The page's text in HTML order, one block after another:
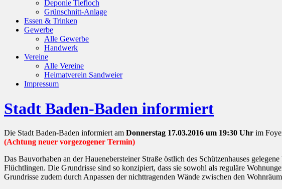
Deponie Tiefloch
Grünschnitt-Anlage
Essen & Trinken
Gewerbe
Alle Gewerbe
Handwerk
Vereine
Alle Vereine
Heimatverein Sandweier
Impressum
Stadt Baden-Baden informiert
Die Stadt Baden-Baden informiert am Donnerstag 17.03.2016 um 19:30 Uhr im
(Achtung neuer vorgezogener Termin)
Das Bauvorhaben an der Hauenebersteiner Straße östlich des Schützenhauses
Flüchtlingen. Die Grundrisse sind so konzipiert, dass sie sowohl als reguläre
Grundrisse zudem durch Anpassen der nichttragenden Wände zwischen den